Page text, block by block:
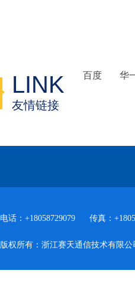
LINK
友情链接
百度 华
电话：+18058729079 传真：
版权所有：浙江赛天通信技术有限公